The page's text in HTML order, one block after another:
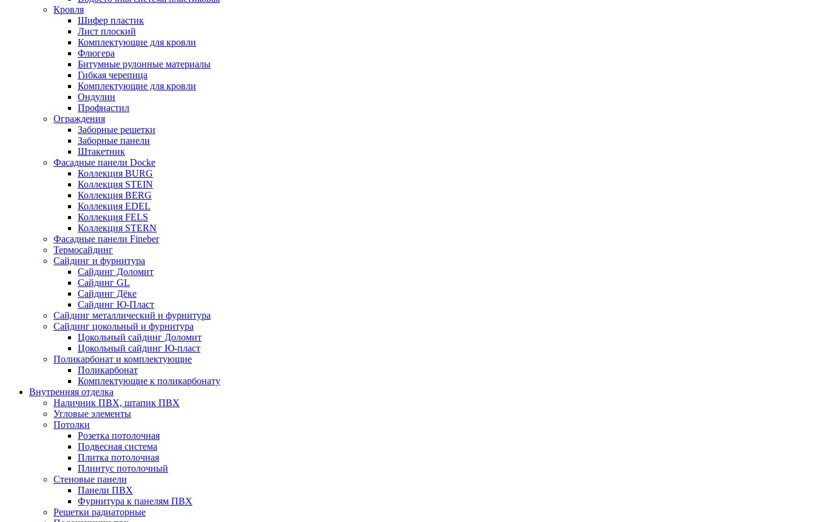
Кровля
Шифер пластик
Лист плоский
Комплектующие для кровли
Флюгера
Битумные рулонные материалы
Гибкая черепица
Комплектующие для кровли
Ондулин
Профнастил
Ограждения
Заборные решетки
Заборные панели
Штакетник
Фасадные панели Docke
Коллекция BURG
Коллекция STEIN
Коллекция BERG
Коллекция EDEL
Коллекция FELS
Коллекция STERN
Фасадные панели Fineber
Термосайдинг
Сайдинг и фурнитура
Сайдинг Доломит
Сайдинг GL
Сайдинг Дёке
Сайдинг Ю-Пласт
Сайдинг металлический и фурнитура
Сайдинг цокольный и фурнитура
Цокольный сайдинг Доломит
Цокольный сайдинг Ю-пласт
Поликарбонат и комплектующие
Поликарбонат
Комплектующие к поликарбонату
Внутренняя отделка
Наличник ПВХ, штапик ПВХ
Угловые элементы
Потолки
Розетка потолочная
Подвесная система
Плитка потолочная
Плинтус потолочный
Стеновые панели
Панели ПВХ
Фурнитура к панелям ПВХ
Решетки радиаторные